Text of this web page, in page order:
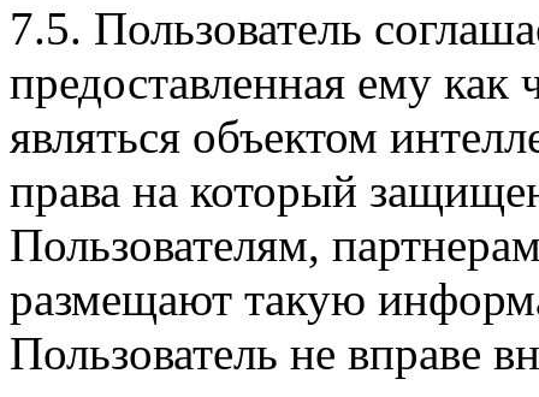
7.5. Пользователь
предоставленная ему
являться объектом
права на который
Пользователям,
размещают такую
Пользователь не вправе